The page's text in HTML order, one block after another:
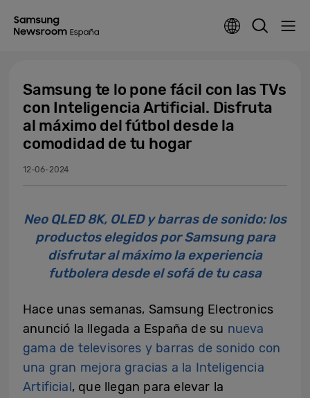
Samsung te lo pone fácil con las TVs
con Inteligencia Artificial. Disfruta
al máximo del fútbol desde la
comodidad de tu hogar
12-06-2024
Neo QLED 8K, OLED y barras de sonido: los
productos elegidos por Samsung para
disfrutar al máximo la experiencia
futbolera desde el sofá de tu casa
Hace unas semanas, Samsung Electronics
anunció la llegada a España de su nueva
gama de televisores y barras de sonido con
una gran mejora gracias a la Inteligencia
Artificial, que llegan para elevar la